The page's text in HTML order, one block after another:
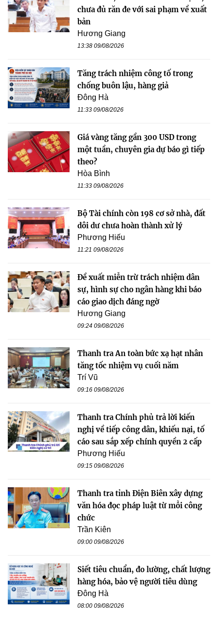
chưa đủ răn đe với sai phạm về xuất
bản
Hương Giang
13:38 09/08/2026
Tăng trách nhiệm công tố trong
chống buôn lậu, hàng giả
Đông Hà
11:33 09/08/2026
Giá vàng tăng gần 300 USD trong
một tuần, chuyên gia dự báo gì tiếp
theo?
Hòa Bình
11:33 09/08/2026
Bộ Tài chính còn 198 cơ sở nhà, đất
dôi dư chưa hoàn thành xử lý
Phương Hiếu
11:21 09/08/2026
Đề xuất miễn trừ trách nhiệm dân
sự, hình sự cho ngân hàng khi báo
cáo giao dịch đáng ngờ
Hương Giang
09:24 09/08/2026
Thanh tra An toàn bức xạ hạt nhân
tăng tốc nhiệm vụ cuối năm
Trí Vũ
09:16 09/08/2026
Thanh tra Chính phủ trả lời kiến
nghị về tiếp công dân, khiếu nại, tố
cáo sau sắp xếp chính quyền 2 cấp
Phương Hiếu
09:15 09/08/2026
Thanh tra tỉnh Điện Biên xây dựng
văn hóa đọc pháp luật từ mỗi công
chức
Trần Kiên
09:00 09/08/2026
Siết tiêu chuẩn, đo lường, chất lượng
hàng hóa, bảo vệ người tiêu dùng
Đông Hà
08:00 09/08/2026